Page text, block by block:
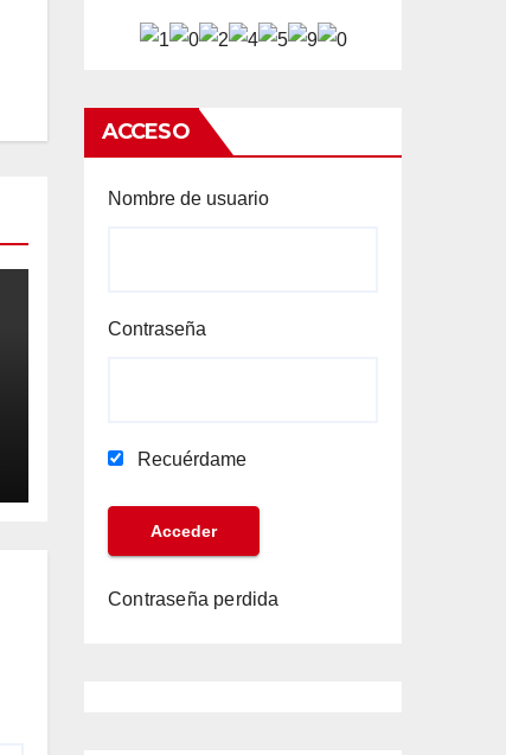
ACCESO
Nombre de usuario
Contraseña
Recuérdame
Contraseña perdida